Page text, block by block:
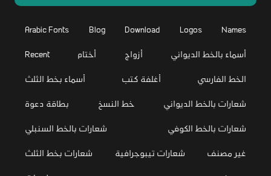
Arabic Fonts Blog Download Logos Names
Recent أختام أزواج أسماء بالخط الديواني
أسماء بخط الثلث أغلفة كتب الخط الفارسي
بطاقة دعوة خط النسخ شعارات بالخط الديواني
شعارات بالخط السنبلي شعارات بالخط الكوفي
شعارات بخط الثلث شعارات تيبوجرافية غير مصنف